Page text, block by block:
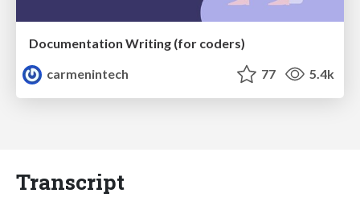
Documentation Writing (for coders)
carmenintech
77 5.4k
Transcript